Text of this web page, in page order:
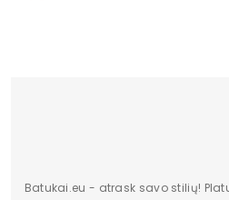
Batukai.eu - atrask savo stilių!